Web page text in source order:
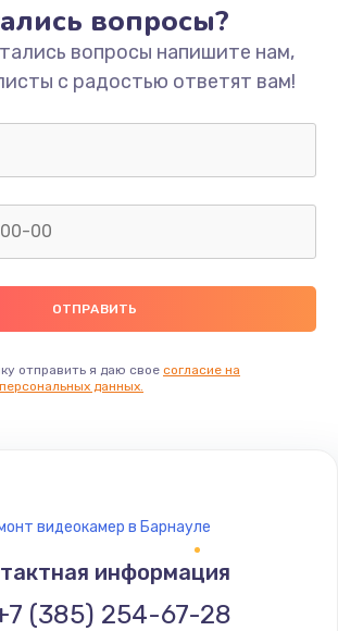
Pемонт карбюратора
1300 руб.
Заказать
капиллярной трубки
400 руб.
Заказать
Замена термостата
1200 руб.
Заказать
вопросы?
вопросы напишите нам,
с радостью ответят вам!
отправить я даю свое согласие на
данных.
видеокамер в Барнауле
информация
(385) 254-67-28